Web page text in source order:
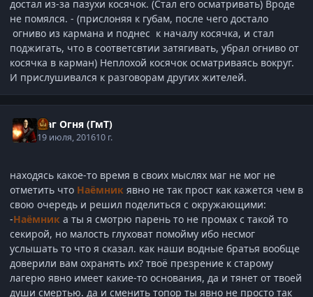
достал из-за пазухи косячок. (Стал его осматривать) Вроде
не помялся. - (прислоняя к губам, после чего достало
огниво из кармана и поднес к началу косячка, и стал
поджигать, что в соответсвтии затягивать, убрал огниво от
косячка в карман) Неплохой косячок осматриваясь вокруг.
И прислушивался к разговорам других жителей.
Маг Огня (ГмТ)
19 июля, 201610 г.
находясь какое-то время в своих мыслях маг не мог не
отметить что Наёмник явно не так прост как кажется чем в
свою очередь и решил поделиться с окружающими:
-Наёмник а ты я смотрю парень то не промах с такой то
секирой, но малость глуховат помойму ибо несмог
услышать то что я сказал. как наши водные братья вообще
доверили вам охранять их? твоё презрение к старому
лагерю явно имеет какие-то основания, да и тянет от твоей
души смертью. да и сменить топор ты явно не просто так